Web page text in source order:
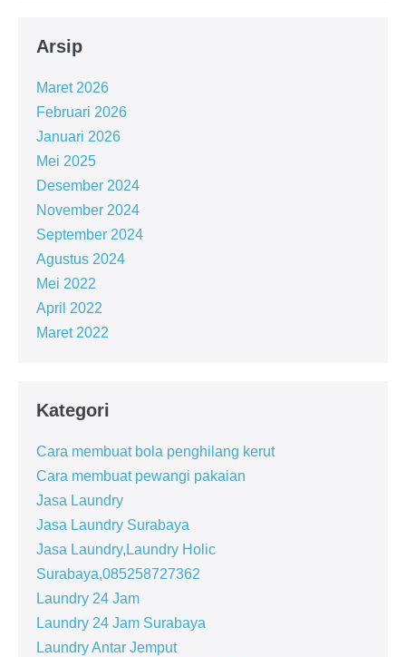
Arsip
Maret 2026
Februari 2026
Januari 2026
Mei 2025
Desember 2024
November 2024
September 2024
Agustus 2024
Mei 2022
April 2022
Maret 2022
Kategori
Cara membuat bola penghilang kerut
Cara membuat pewangi pakaian
Jasa Laundry
Jasa Laundry Surabaya
Jasa Laundry,Laundry Holic
Surabaya,085258727362
Laundry 24 Jam
Laundry 24 Jam Surabaya
Laundry Antar Jemput